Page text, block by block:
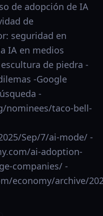
de adopción de IA
de
seguridad en
IA en medios
de piedra -
-Google
-
nominees/taco-bell-
Sep/7/ai-mode/ -
ai-adoption-
companies/ -
economy/archive/